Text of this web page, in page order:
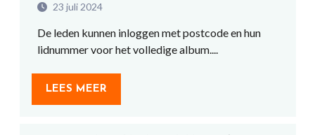
23 juli 2024
De leden kunnen inloggen met postcode en hun
lidnummer voor het volledige album....
LEES MEER